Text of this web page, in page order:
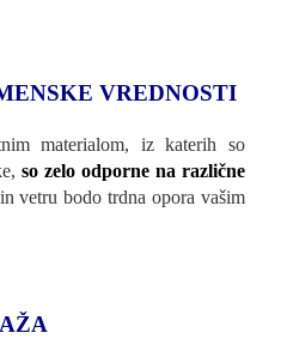
VREDNOSTI
materialom, iz katerih so
so zelo odporne na različne
vetru bodo trdna opora vašim